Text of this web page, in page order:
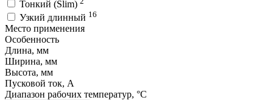
Тонкий (Slim)
Узкий длинный 16
Место применения
Особенность
Длина, мм
Ширина, мм
Высота, мм
Пусковой ток, A
Диапазон рабочих температур, °C